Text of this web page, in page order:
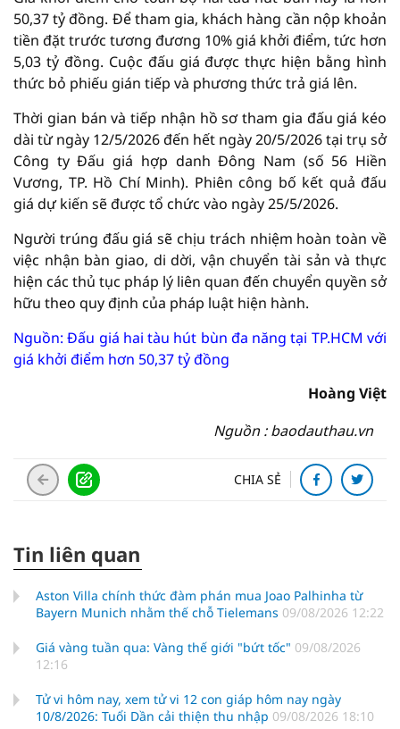
50,37 tỷ đồng. Để tham gia, khách hàng cần nộp khoản
tiền đặt trước tương đương 10% giá khởi điểm, tức hơn
5,03 tỷ đồng. Cuộc đấu giá được thực hiện bằng hình
thức bỏ phiếu gián tiếp và phương thức trả giá lên.
Thời gian bán và tiếp nhận hồ sơ tham gia đấu giá kéo
dài từ ngày 12/5/2026 đến hết ngày 20/5/2026 tại trụ sở
Công ty Đấu giá hợp danh Đông Nam (số 56 Hiền
Vương, TP. Hồ Chí Minh). Phiên công bố kết quả đấu
giá dự kiến sẽ được tổ chức vào ngày 25/5/2026.
Người trúng đấu giá sẽ chịu trách nhiệm hoàn toàn về
việc nhận bàn giao, di dời, vận chuyển tài sản và thực
hiện các thủ tục pháp lý liên quan đến chuyển quyền sở
hữu theo quy định của pháp luật hiện hành.
Nguồn: Đấu giá hai tàu hút bùn đa năng tại TP.HCM với
giá khởi điểm hơn 50,37 tỷ đồng
Hoàng Việt
Nguồn : baodauthau.vn
CHIA SẺ
Tin liên quan
Aston Villa chính thức đàm phán mua Joao Palhinha từ
Bayern Munich nhằm thế chỗ Tielemans 09/08/2026 12:22
Giá vàng tuần qua: Vàng thế giới "bứt tốc" 09/08/2026
12:16
Tử vi hôm nay, xem tử vi 12 con giáp hôm nay ngày
10/8/2026: Tuổi Dần cải thiện thu nhập 09/08/2026 18:10